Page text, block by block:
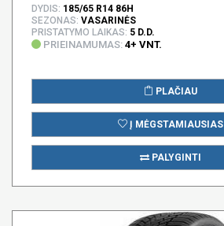
DYDIS: 185/65 R14 86H
SEZONAS: VASARINĖS
PRISTATYMO LAIKAS: 5 D.D.
PRIEINAMUMAS: 4+ VNT.
PLAČIAU
Į MĖGSTAMIAUSIAS
PALYGINTI